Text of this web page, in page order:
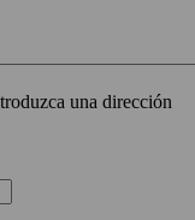
una dirección